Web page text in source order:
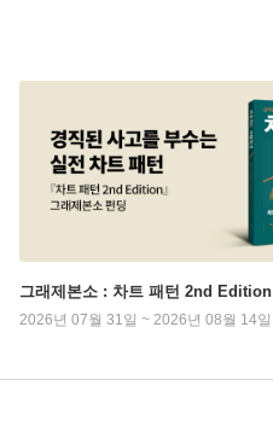
그래제본소 : 차트 패턴 2nd Edition
2026년 07월 31일 ~ 2026년 08월 14일